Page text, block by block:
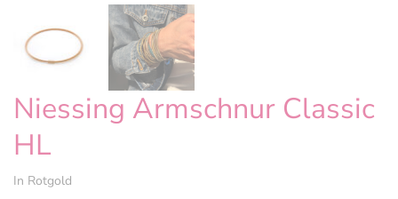
Niessing Armschnur Classic
HL
In Rotgold